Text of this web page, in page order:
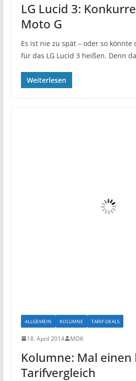
LG Lucid 3:
Moto G
Es ist nie zu spät – oder so könnte
für das LG Lucid 3 heißen. Denn
Weiterlesen
ALLGEMEIN KOLUMNE TARIF-DEALS
18. April 2014 MDK
Kolumne: Mal einen
Tarifvergleich